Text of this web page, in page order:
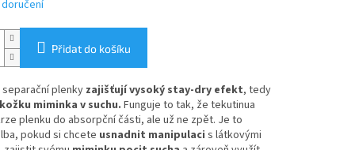
Přidat do košíku
plenkyzajišťují vysoký stay-dry efekt, tedy
miminka v suchu. Funguje to tak, že tekutinua
plenku do absorpční části, ale už ne zpět. Je to
pokud si chcete usnadnit manipulaci s látkovými